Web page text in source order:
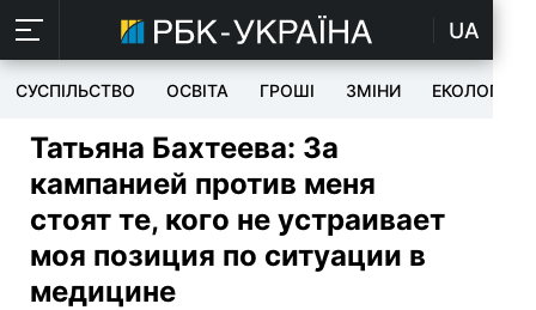
UA
СУСПІЛЬСТВО ОСВІТА ГРОШІ ЗМІНИ ЕКОЛОГІЯ
Татьяна Бахтеева: За
кампанией против меня
стоят те, кого не устраивает
моя позиция по ситуации в
медицине